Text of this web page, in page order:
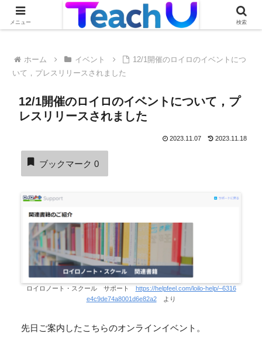
Teach Uの活用事例を絶賛募集中です！詳しくはこちらから
ホーム イベント
12/1開催のロイロのイベントにつ
いて，プレスリリースされました
12/1開催のロイロのイベントについて，プ
レスリリースされました
2023.11.07 2023.11.18
ブックマーク 0
ロイロノート・スクール サポート
https://helpfeel.com/loilo-help/–6316
e4c9de74a8001d6e82a2より
先日ご案内したこちらのオンラインイベント。
メニュー 検索